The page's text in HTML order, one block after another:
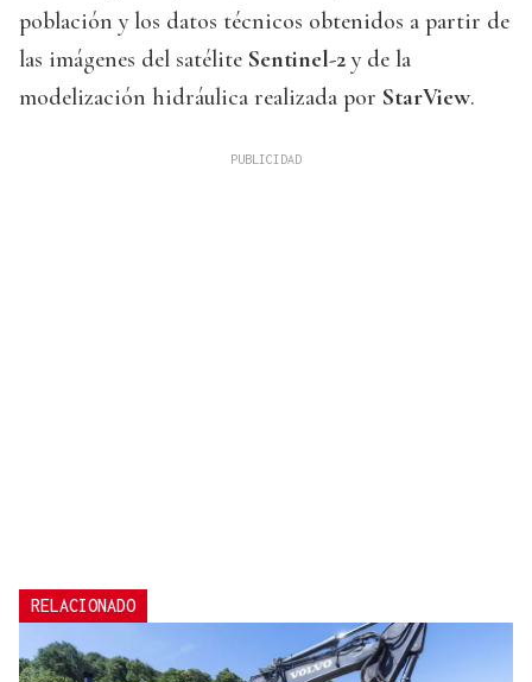
población y los datos técnicos obtenidos a partir de
las imágenes del satélite Sentinel-2 y de la
modelización hidráulica realizada por StarView.
RELACIONADO